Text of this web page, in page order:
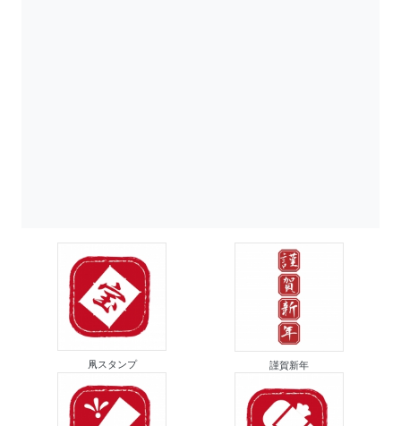
凧スタンプ 謹賀新年